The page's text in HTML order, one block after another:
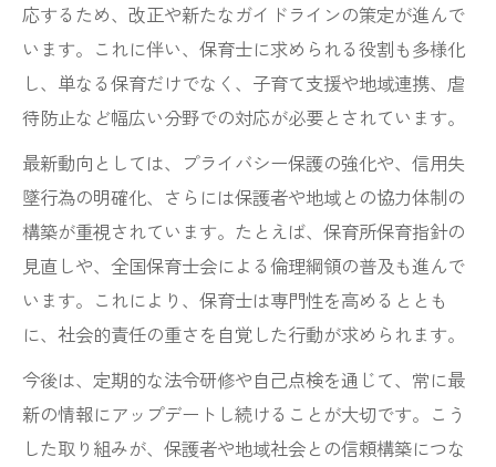
応するため、改正や新たなガイドラインの策定が進んで
います。これに伴い、保育士に求められる役割も多様化
し、単なる保育だけでなく、子育て支援や地域連携、虐
待防止など幅広い分野での対応が必要とされています。
最新動向としては、プライバシー保護の強化や、信用失
墜行為の明確化、さらには保護者や地域との協力体制の
構築が重視されています。たとえば、保育所保育指針の
見直しや、全国保育士会による倫理綱領の普及も進んで
います。これにより、保育士は専門性を高めるととも
に、社会的責任の重さを自覚した行動が求められます。
今後は、定期的な法令研修や自己点検を通じて、常に最
新の情報にアップデートし続けることが大切です。こう
した取り組みが、保護者や地域社会との信頼構築につな